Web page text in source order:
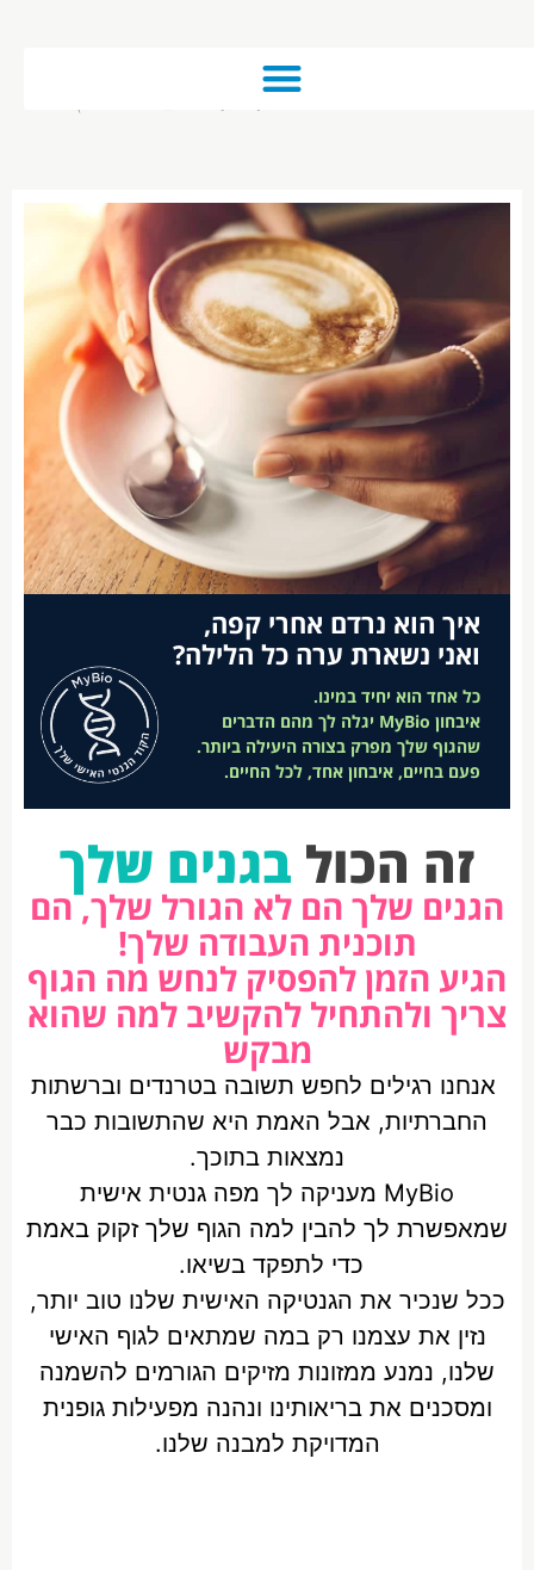
איך הוא נרדם אחרי קפה,
ואני נשארת ערה כל הלילה?
כל אחד הוא יחיד במינו.
איבחון MyBio יגלה לך מהם הדברים
שהגוף שלך מפרק בצורה היעילה ביותר.
פעם בחיים, איבחון אחד, לכל החיים.
זה הכול בגנים שלך
הגנים שלך הם לא הגורל שלך, הם
תוכנית העבודה שלך!
הגיע הזמן להפסיק לנחש מה הגוף
צריך ולהתחיל להקשיב למה שהוא
מבקש
אנחנו רגילים לחפש תשובה בטרנדים וברשתות
החברתיות, אבל האמת היא שהתשובות כבר
נמצאות בתוכך.
MyBio מעניקה לך מפה גנטית אישית
שמאפשרת לך להבין למה הגוף שלך זקוק באמת
כדי לתפקד בשיאו.
ככל שנכיר את הגנטיקה האישית שלנו טוב יותר,
נזין את עצמנו רק במה שמתאים לגוף האישי
שלנו, נמנע ממזונות מזיקים הגורמים להשמנה
ומסכנים את בריאותינו ונהנה מפעילות גופנית
המדויקת למבנה שלנו.